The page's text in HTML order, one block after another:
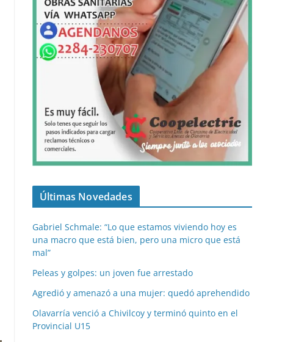
Últimas Novedades
Gabriel Schmale: “Lo que estamos viviendo hoy es
una macro que está bien, pero una micro que está
mal”
Peleas y golpes: un joven fue arrestado
Agredió y amenazó a una mujer: quedó aprehendido
Olavarría venció a Chivilcoy y terminó quinto en el
Provincial U15